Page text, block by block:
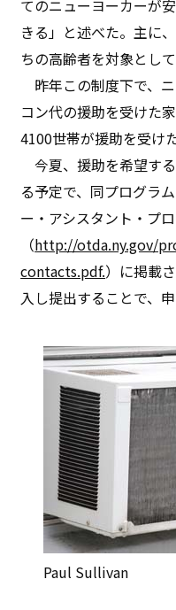
てのニューヨーカーが
きる」と述べた。主に
ちの高齢者を対象として
昨年この制度下で、
コン代の援助を受けた
4100世帯が援助を受け
今夏、援助を希望す
る予定で、同プログラ
ー・アシスタント・プ
（http://otda.ny.gov/
contacts.pdf.）に掲載
入し提出することで、
Paul Sullivan